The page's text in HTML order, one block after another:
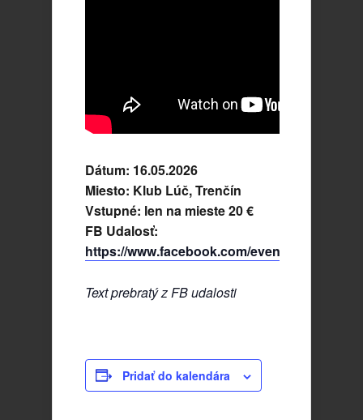
Dátum: 16.05.2026
Miesto: Klub Lúč, Trenčín
Vstupné: len na mieste 20 €
FB Udalosť:
https://www.facebook.com/events/
Text prebratý z FB udalosti
Pridať do kalendára